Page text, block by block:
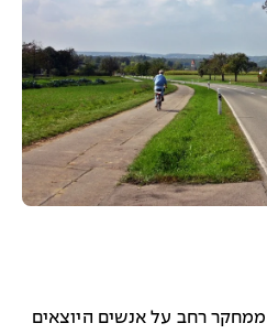
רחב על אנשים היוצאים